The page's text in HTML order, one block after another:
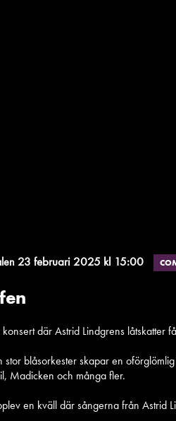
23 februari 2025 kl 15:00
där Astrid Lindgrens låtskatter
blåsorkester skapar en
Madicken och många fler.
en kväll där sångerna från Astrid